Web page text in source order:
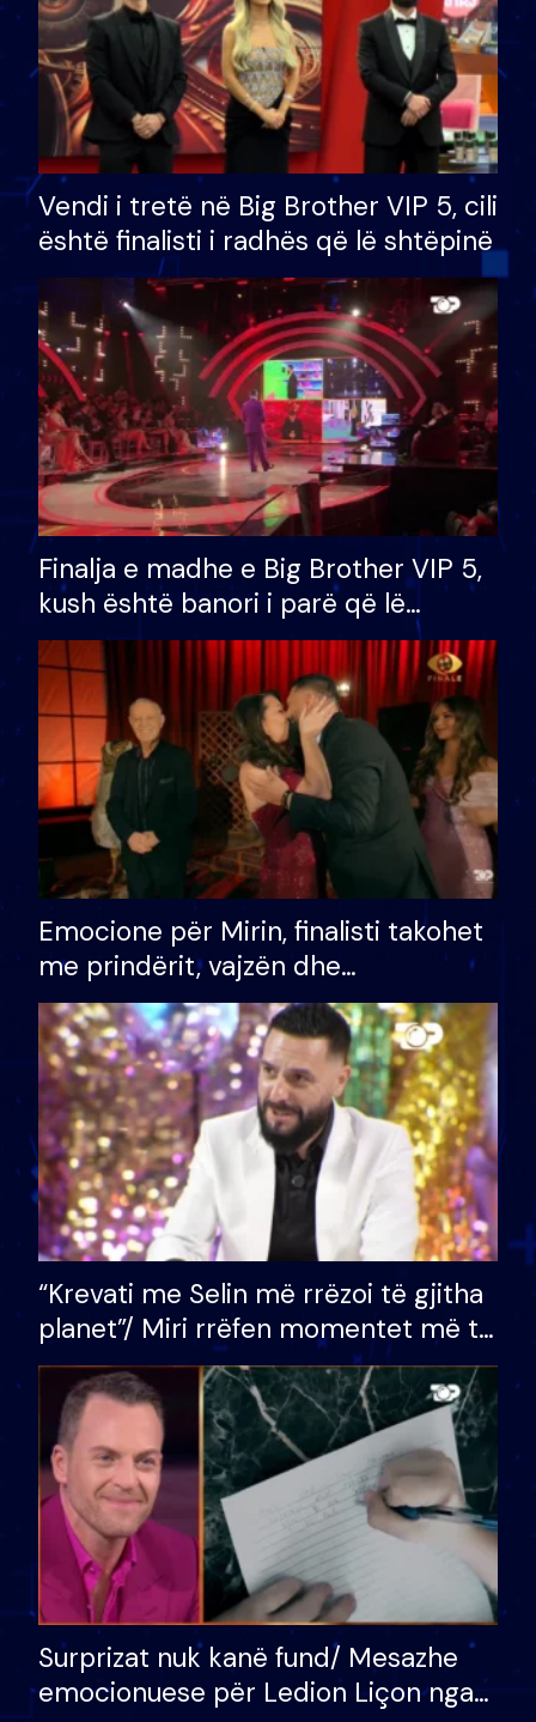
Vendi i tretë në Big Brother VIP 5, cili
është finalisti i radhës që lë shtëpinë
Finalja e madhe e Big Brother VIP 5,
kush është banori i parë që lë
shtëpinë dhe humb mundësinë për
të fituar çmimin e madh
Emocione për Mirin, finalisti takohet
me prindërit, vajzën dhe
bashkëshorten: S’kemi ndonjë letër
divorci apo jo?
“Krevati me Selin më rrëzoi të gjitha
planet”/ Miri rrëfen momentet më të
bukura në shtëpinë e BB VIP: Do më
mungojë zilja e mëngjesit kur…
Surprizat nuk kanë fund/ Mesazhe
emocionuese për Ledion Liçon nga